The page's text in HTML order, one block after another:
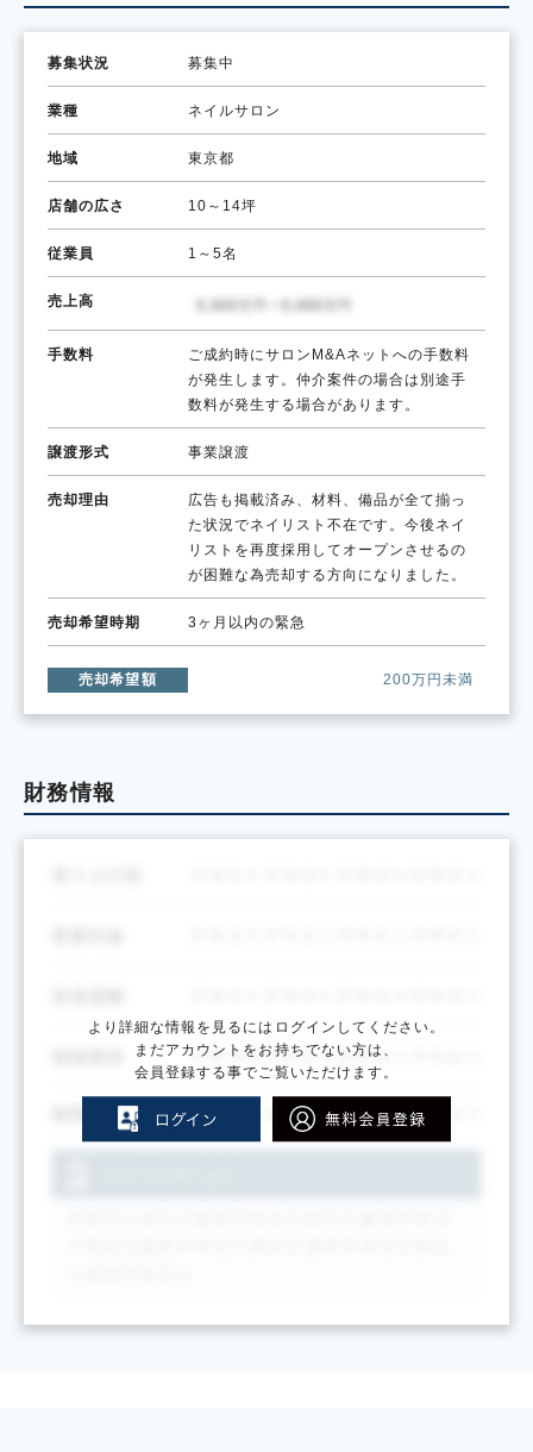
募集状況 募集中
業種 ネイルサロン
地域 東京都
店舗の広さ 10～14坪
従業員 1～5名
売上高
手数料
ご成約時にサロンM&Aネットへの手数料
が発生します。仲介案件の場合は別途手
数料が発生する場合があります。
譲渡形式 事業譲渡
売却理由
広告も掲載済み、材料、備品が全て揃っ
た状況でネイリスト不在です。今後ネイ
リストを再度採用してオープンさせるの
が困難な為売却する方向になりました。
売却希望時期 3ヶ月以内の緊急
売却希望額 200万円未満
財務情報
より詳細な情報を見るにはログインしてください。
まだアカウントをお持ちでない方は、
会員登録する事でご覧いただけます。